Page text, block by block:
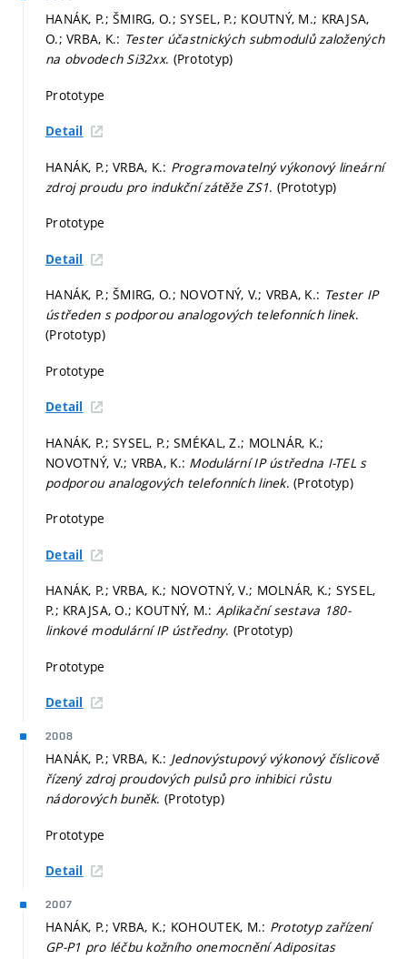
HANÁK, P.; ŠMIRG, O.; SYSEL, P.; KOUTNÝ, M.; KRAJSA,
O.; VRBA, K.: Tester účastnických submodulů založených
na obvodech Si32xx. (Prototyp)
Prototype
Detail
HANÁK, P.; VRBA, K.: Programovatelný výkonový lineární
zdroj proudu pro indukční zátěže ZS1. (Prototyp)
Prototype
Detail
HANÁK, P.; ŠMIRG, O.; NOVOTNÝ, V.; VRBA, K.: Tester IP
ústředen s podporou analogových telefonních linek.
(Prototyp)
Prototype
Detail
HANÁK, P.; SYSEL, P.; SMÉKAL, Z.; MOLNÁR, K.;
NOVOTNÝ, V.; VRBA, K.: Modulární IP ústředna I-TEL s
podporou analogových telefonních linek. (Prototyp)
Prototype
Detail
HANÁK, P.; VRBA, K.; NOVOTNÝ, V.; MOLNÁR, K.; SYSEL,
P.; KRAJSA, O.; KOUTNÝ, M.: Aplikační sestava 180-
linkové modulární IP ústředny. (Prototyp)
Prototype
Detail
2008
HANÁK, P.; VRBA, K.: Jednovýstupový výkonový číslicově
řízený zdroj proudových pulsů pro inhibici růstu
nádorových buněk. (Prototyp)
Prototype
Detail
2007
HANÁK, P.; VRBA, K.; KOHOUTEK, M.: Prototyp zařízení
GP-P1 pro léčbu kožního onemocnění Adipositas